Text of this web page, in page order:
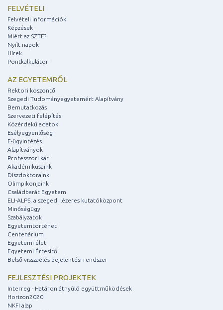
FELVÉTELI
Felvételi információk
Képzések
Miért az SZTE?
Nyílt napok
Hírek
Pontkalkulátor
AZ EGYETEMRŐL
Rektori köszöntő
Szegedi Tudományegyetemért Alapítvány
Bemutatkozás
Szervezeti felépítés
Közérdekű adatok
Esélyegyenlőség
E-ügyintézés
Alapítványok
Professzori kar
Akadémikusaink
Díszdoktoraink
Olimpikonjaink
Családbarát Egyetem
ELI-ALPS, a szegedi lézeres kutatóközpont
Minőségügy
Szabályzatok
Egyetemtörténet
Centenárium
Egyetemi élet
Egyetemi Értesítő
Belső visszaélés-bejelentési rendszer
FEJLESZTÉSI PROJEKTEK
Interreg - Határon átnyúló együttműködések
Horizon2020
NKFI alap